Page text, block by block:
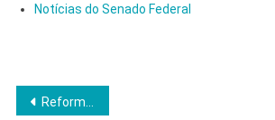
Notícias do Senado Federal
Navegação
Reforma do IR promete liberar R$28 bilhões e aquecer consumo, aponta FGV